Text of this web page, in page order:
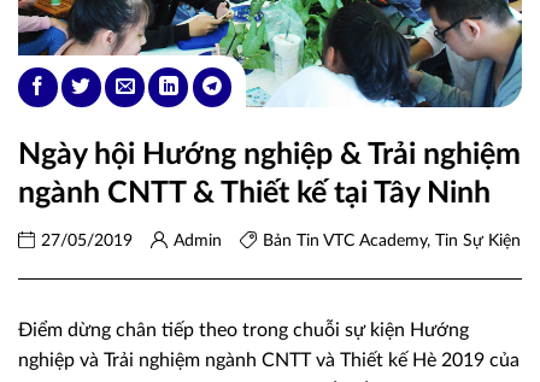
Ngày hội Hướng nghiệp & Trải nghiệm
ngành CNTT & Thiết kế tại Tây Ninh
27/05/2019 Admin Bản Tin VTC Academy, Tin Sự Kiện
Điểm dừng chân tiếp theo trong chuỗi sự kiện Hướng
nghiệp và Trải nghiệm ngành CNTT và Thiết kế Hè 2019 của